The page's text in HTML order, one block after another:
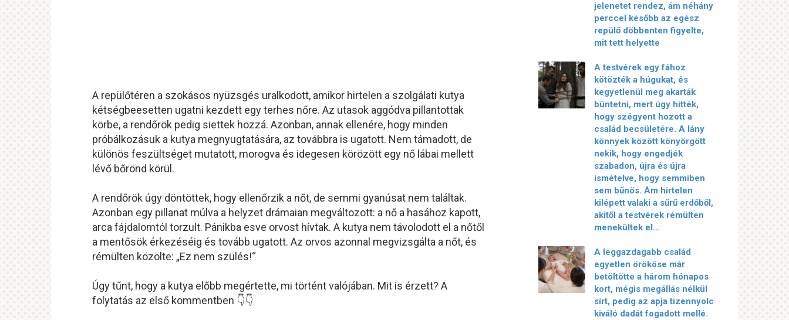
A repülőtéren a szokásos nyüzsgés uralkodott, amikor hirtelen a szolgálati kutya
kétségbeesetten ugatni kezdett egy terhes nőre. Az utasok aggódva pillantottak
körbe, a rendőrök pedig siettek hozzá. Azonban, annak ellenére, hogy minden
próbálkozásuk a kutya megnyugtatására, az továbbra is ugatott. Nem támadott, de
különös feszültséget mutatott, morogva és idegesen körözött egy nő lábai mellett
lévő bőrönd körül.
A rendőrök úgy döntöttek, hogy ellenőrzik a nőt, de semmi gyanúsat nem találtak.
Azonban egy pillanat múlva a helyzet drámaian megváltozott: a nő a hasához kapott,
arca fájdalomtól torzult. Pánikba esve orvost hívtak. A kutya nem távolodott el a nőtől
a mentősök érkezéséig és tovább ugatott. Az orvos azonnal megvizsgálta a nőt, és
rémülten közölte: „Ez nem szülés!“
Úgy tűnt, hogy a kutya előbb megértette, mi történt valójában. Mit is érzett? A
folytatás az első kommentben 👇👇
jelenetet rendez, ám néhány
perccel később az egész
repülő döbbenten figyelte,
mit tett helyette
A testvérek egy fához
kötözték a húgukat, és
kegyetlenül meg akarták
büntetni, mert úgy hitték,
hogy szégyent hozott a
család becsületére. A lány
könnyek között könyörgött
nekik, hogy engedjék
szabadon, újra és újra
ismételve, hogy semmiben
sem bűnös. Ám hirtelen
kilépett valaki a sűrű erdőből,
akitől a testvérek rémülten
menekültek el…
A leggazdagabb család
egyetlen örököse már
betöltötte a három hónapos
kort, mégis megállás nélkül
sírt, pedig az apja tizennyolc
kiváló dadát fogadott mellé.